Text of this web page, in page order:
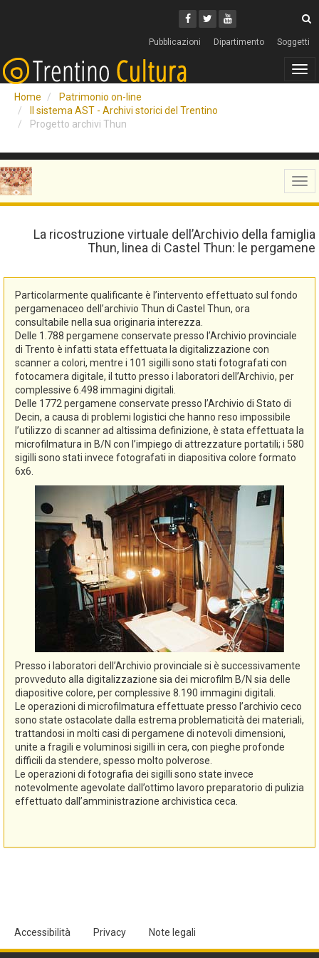
Facebook
Twitter
Youtube
Pubblicazioni Dipartimento Soggetti
Home
Patrimonio on-line
Il sistema AST - Archivi storici del Trentino
Progetto archivi Thun
La ricostruzione virtuale dell’Archivio della famiglia
Thun, linea di Castel Thun: le pergamene
Particolarmente qualificante è l’intervento effettuato sul fondo
pergamenaceo dell’archivio Thun di Castel Thun, ora
consultabile nella sua originaria interezza.
Delle 1.788 pergamene conservate presso l’Archivio provinciale
di Trento è infatti stata effettuata la digitalizzazione con
scanner a colori, mentre i 101 sigilli sono stati fotografati con
fotocamera digitale, il tutto presso i laboratori dell’Archivio, per
complessive 6.498 immagini digitali.
Delle 1772 pergamene conservate presso l’Archivio di Stato di
Decin, a causa di problemi logistici che hanno reso impossibile
l’utilizzo di scanner ad altissima definizione, è stata effettuata la
microfilmatura in B/N con l’impiego di attrezzature portatili; i 580
sigilli sono stati invece fotografati in diapositiva colore formato
6x6.
Presso i laboratori dell’Archivio provinciale si è successivamente
provveduto alla digitalizzazione sia dei microfilm B/N sia delle
diapositive colore, per complessive 8.190 immagini digitali.
Le operazioni di microfilmatura effettuate presso l’archivio ceco
sono state ostacolate dalla estrema problematicità dei materiali,
trattandosi in molti casi di pergamene di notevoli dimensioni,
unite a fragili e voluminosi sigilli in cera, con pieghe profonde
difficili da stendere, spesso molto polverose.
Le operazioni di fotografia dei sigilli sono state invece
notevolmente agevolate dall’ottimo lavoro preparatorio di pulizia
effettuato dall’amministrazione archivistica ceca.
Accessibilità Privacy Note legali